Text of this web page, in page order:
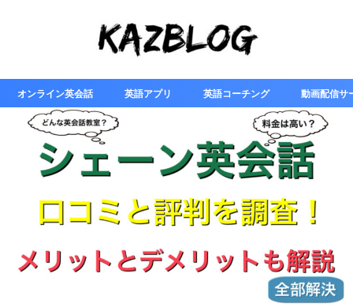
オンライン英会話 英語アプリ 英語コーチング 動画配信サ